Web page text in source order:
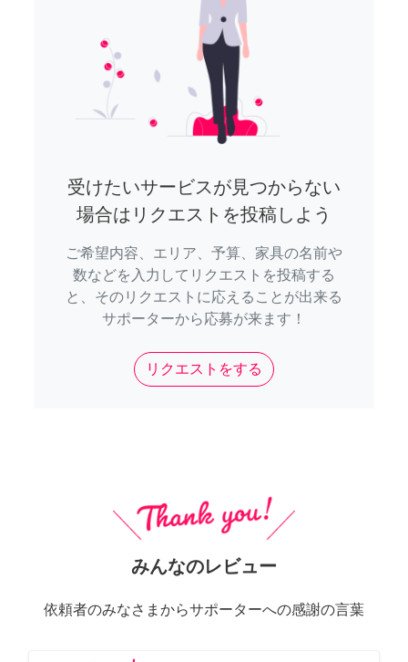
受けたいサービスが見つからない
場合はリクエストを投稿しよう
ご希望内容、エリア、予算、家具の名前や
数などを入力してリクエストを投稿する
と、そのリクエストに応えることが出来る
サポーターから応募が来ます！
リクエストをする
みんなのレビュー
依頼者のみなさまからサポーターへの感謝の言葉